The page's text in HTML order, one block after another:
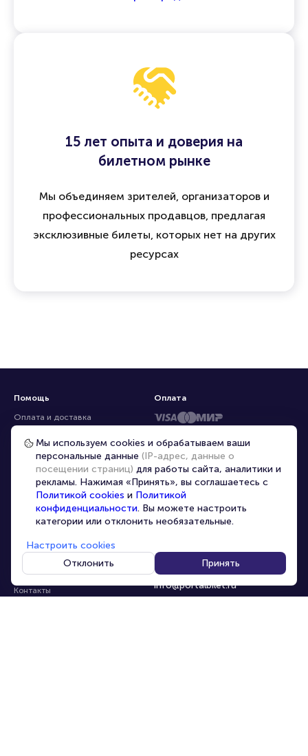
15 лет опыта и доверия на
билетном рынке
Мы объединяем зрителей, организаторов и
профессиональных продавцов, предлагая
эксклюзивные билеты, которых нет на других
ресурсах
Помощь
Оплата и доставка
Частые вопросы
Перепродажа билетов
Организаторам
Корпоративным клиентам
VIP-билеты
Персональные данные
О компании
Контакты
8-800-500-42-62
8-499-226-15-14
info@portalbilet.ru
С 10:00 до 21:00,
Оплата
Мы используем cookies и обрабатываем ваши
персональные данные (IP-адрес, данные о
посещении страниц) для работы сайта, аналитики и
рекламы. Нажимая «Принять», вы соглашаетесь с
Политикой cookies и Политикой
конфиденциальности. Вы можете настроить
категории или отклонить необязательные.
Настроить cookies
Отклонить
Принять